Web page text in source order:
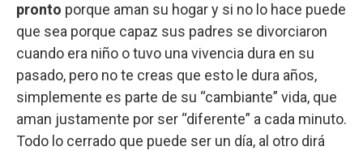
pronto porque aman su hogar y si no lo hace puede
que sea porque capaz sus padres se divorciaron
cuando era niño o tuvo una vivencia dura en su
pasado, pero no te creas que esto le dura años,
simplemente es parte de su “cambiante” vida, que
aman justamente por ser “diferente” a cada minuto.
Todo lo cerrado que puede ser un día, al otro dirá